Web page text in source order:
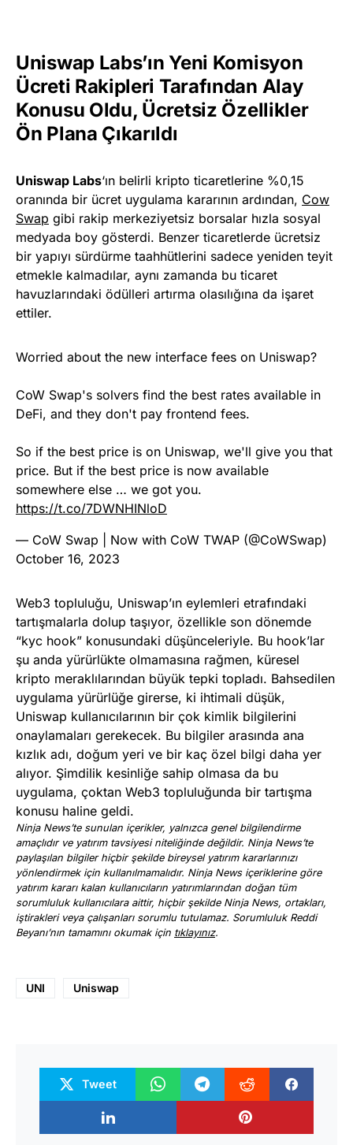
Uniswap Labs’ın Yeni Komisyon
Ücreti Rakipleri Tarafından Alay
Konusu Oldu, Ücretsiz Özellikler
Ön Plana Çıkarıldı
Uniswap Labs‘ın belirli kripto ticaretlerine %0,15
oranında bir ücret uygulama kararının ardından, Cow
Swap gibi rakip merkeziyetsiz borsalar hızla sosyal
medyada boy gösterdi. Benzer ticaretlerde ücretsiz
bir yapıyı sürdürme taahhütlerini sadece yeniden teyit
etmekle kalmadılar, aynı zamanda bu ticaret
havuzlarındaki ödülleri artırma olasılığına da işaret
ettiler.
Worried about the new interface fees on Uniswap?
CoW Swap's solvers find the best rates available in
DeFi, and they don't pay frontend fees.
So if the best price is on Uniswap, we'll give you that
price. But if the best price is now available
somewhere else … we got you.
https://t.co/7DWNHINloD
— CoW Swap | Now with CoW TWAP (@CoWSwap)
October 16, 2023
Web3 topluluğu, Uniswap’ın eylemleri etrafındaki
tartışmalarla dolup taşıyor, özellikle son dönemde
“kyc hook” konusundaki düşünceleriyle. Bu hook’lar
şu anda yürürlükte olmamasına rağmen, küresel
kripto meraklılarından büyük tepki topladı. Bahsedilen
uygulama yürürlüğe girerse, ki ihtimali düşük,
Uniswap kullanıcılarının bir çok kimlik bilgilerini
onaylamaları gerekecek. Bu bilgiler arasında ana
kızlık adı, doğum yeri ve bir kaç özel bilgi daha yer
alıyor. Şimdilik kesinliğe sahip olmasa da bu
uygulama, çoktan Web3 topluluğunda bir tartışma
konusu haline geldi.
Ninja News’te sunulan içerikler, yalnızca genel bilgilendirme
amaçlıdır ve yatırım tavsiyesi niteliğinde değildir. Ninja News’te
paylaşılan bilgiler hiçbir şekilde bireysel yatırım kararlarınızı
yönlendirmek için kullanılmamalıdır. Ninja News içeriklerine göre
yatırım kararı kalan kullanıcıların yatırımlarından doğan tüm
sorumluluk kullanıcılara aittir, hiçbir şekilde Ninja News, ortakları,
iştirakleri veya çalışanları sorumlu tutulamaz. Sorumluluk Reddi
Beyanı’nın tamamını okumak için tıklayınız.
UNI Uniswap
Tweet